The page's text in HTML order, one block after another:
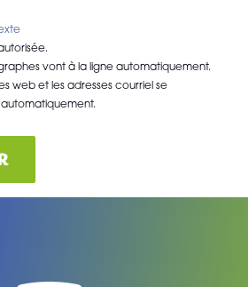
vont à la ligne automatiquement.
web et les adresses courriel se